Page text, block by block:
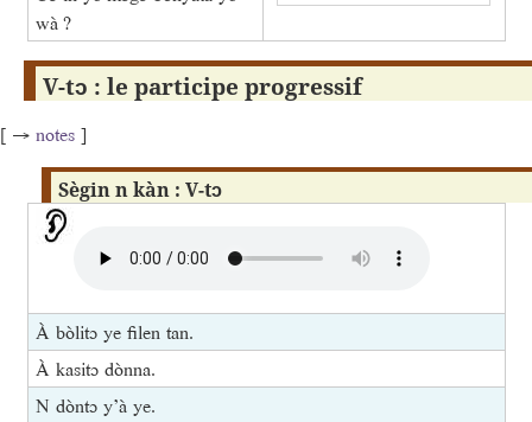
wà ?
V-tɔ : le participe progressif
[ → notes ]
Sègin n kàn : V-tɔ
À bòlitɔ ye filen tan.
À kasitɔ dònna.
N dòntɔ y’à ye.